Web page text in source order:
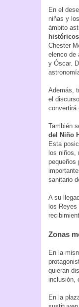
En el
niñas y
ámbito
Chester
elenco de
y Óscar.
Además,
el
convertirá
También
del Niño
Esta
los niños,
pequeños
sanitario
A su
los
Zonas
En la
quieran
inclusión,
En la